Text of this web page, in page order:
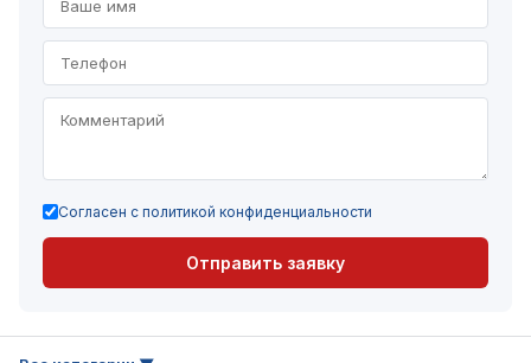
Согласен с политикой конфиденциальности
Отправить заявку